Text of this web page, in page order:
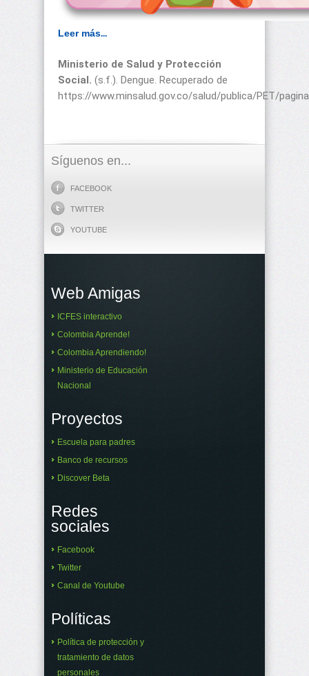
Leer más...
Ministerio de Salud y Protección
Social. (s.f.). Dengue. Recuperado de
https://www.minsalud.gov.co/salud/publica/PET/
Síguenos en...
FACEBOOK
TWITTER
YOUTUBE
Web Amigas
ICFES interactivo
Colombia Aprende!
Colombia Aprendiendo!
Ministerio de Educación
Nacional
Proyectos
Escuela para padres
Banco de recursos
Discover Beta
Redes
sociales
Facebook
Twitter
Canal de Youtube
Políticas
Política de protección y
tratamiento de datos
personales